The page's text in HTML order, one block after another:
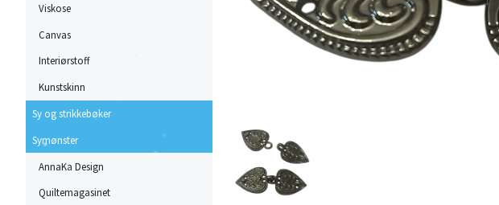
Viskose
Canvas
Interiørstoff
Kunstskinn
Sy og strikkebøker
Symønster
AnnaKa Design
Quiltemagasinet